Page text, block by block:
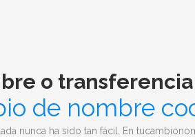
o
de nombre
nunca ha sido tan fácil. En